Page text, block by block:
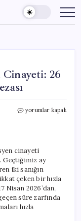
Cinayeti: 26
Balıkesir’de
Müebbet
Hapis
Cezası
için
yorumlar kapalı
cinayeti
Geçtiğimiz ay
iki sanığın
çeken bir hızla
Nisan 2026’dan,
süre zarfında
hızla